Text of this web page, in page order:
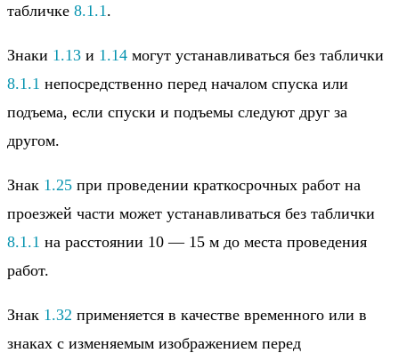
табличке 8.1.1 .
Знаки 1.13 и 1.14 могут устанавливаться без таблички
8.1.1 непосредственно перед началом спуска или
подъема, если спуски и подъемы следуют друг за
другом.
Знак 1.25 при проведении краткосрочных работ на
проезжей части может устанавливаться без таблички
8.1.1 на расстоянии 10 — 15 м до места проведения
работ.
Знак 1.32 применяется в качестве временного или в
знаках с изменяемым изображением перед